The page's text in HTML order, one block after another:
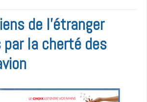
de l’étranger
par la cherté des